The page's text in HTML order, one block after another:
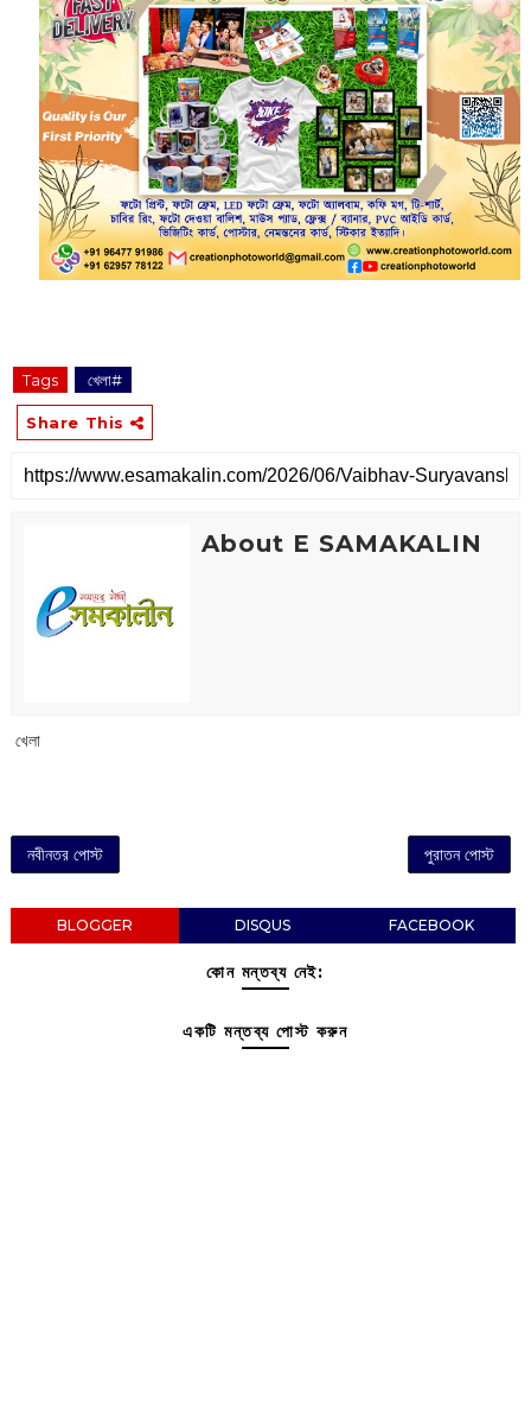
Tags ‌ খেলা#
Share This
About E SAMAKALIN
‌ খেলা
নবীনতর পোস্ট পুরাতন পোস্ট
BLOGGER DISQUS FACEBOOK
কোন মন্তব্য নেই:
একটি মন্তব্য পোস্ট করুন